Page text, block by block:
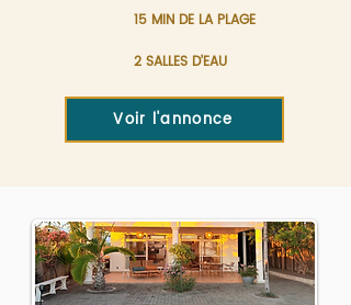
15 MIN DE LA PLAGE
2 SALLES D'EAU
Voir l'annonce